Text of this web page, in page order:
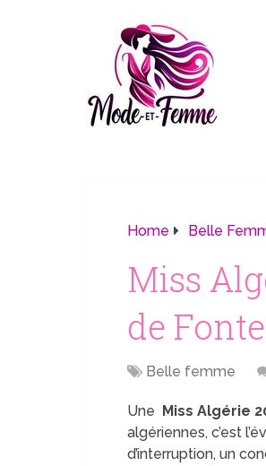
Home Belle
Miss
de
Belle femme
Une Miss Algérie
algériennes, c’est
d’interruption, un